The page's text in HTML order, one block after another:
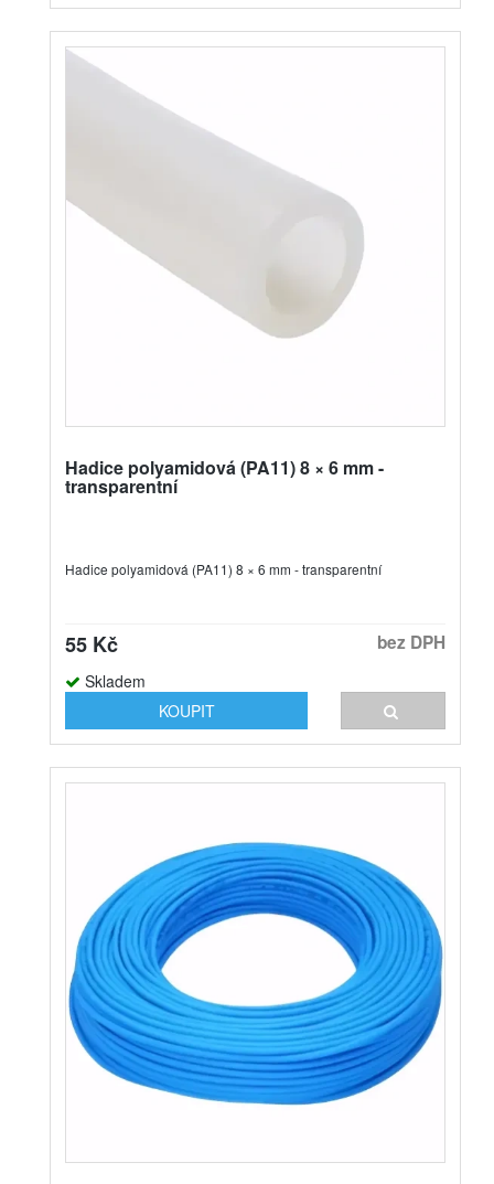
Hadice polyamidová (PA11) 8 × 6 mm -
transparentní
Hadice polyamidová (PA11) 8 × 6 mm - transparentní
55 Kč bez DPH
Skladem
KOUPIT